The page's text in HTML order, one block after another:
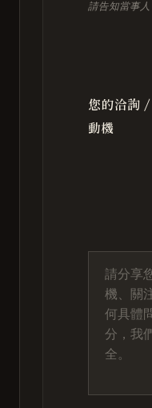
請告知當事人
您的洽詢 /
動機